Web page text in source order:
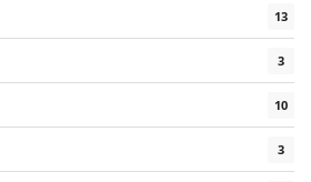
13
3
10
3